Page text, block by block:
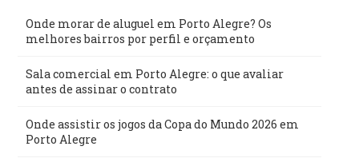
Onde morar de aluguel em Porto Alegre? Os
melhores bairros por perfil e orçamento
Sala comercial em Porto Alegre: o que avaliar
antes de assinar o contrato
Onde assistir os jogos da Copa do Mundo 2026 em
Porto Alegre